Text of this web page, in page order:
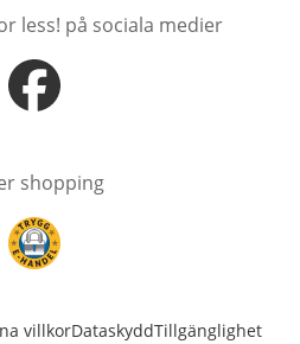
less! på sociala medier
öppnas i nytt fönster
shopping
öppnas i nytt fönster
villkorDataskyddTillgänglighet